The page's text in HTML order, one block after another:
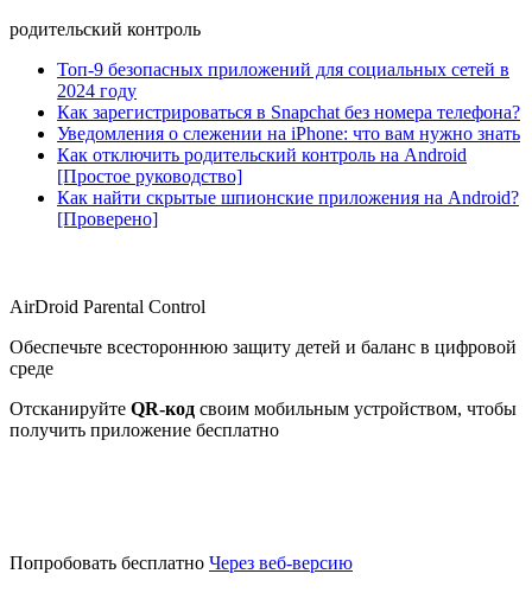
родительский контроль
Топ-9 безопасных приложений для социальных сетей в
2024 году
Как зарегистрироваться в Snapchat без номера телефона?
Уведомления о слежении на iPhone: что вам нужно знать
Как отключить родительский контроль на Android
[Простое руководство]
Как найти скрытые шпионские приложения на Android?
[Проверено]
AirDroid Parental Control
Обеспечьте всестороннюю защиту детей и баланс в цифровой
среде
Отсканируйте QR-код своим мобильным устройством, чтобы
получить приложение бесплатно
Попробовать бесплатно Через веб-версию